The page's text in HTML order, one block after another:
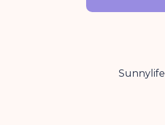
Sunnylife